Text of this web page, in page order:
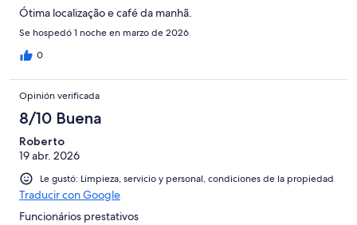
Ótima localização e café da manhã.
Se hospedó 1 noche en marzo de 2026
0
Opinión verificada
8/10 Buena
Roberto
19 abr. 2026
Le gustó: Limpieza, servicio y personal, condiciones de la propiedad
Traducir con Google
Funcionários prestativos